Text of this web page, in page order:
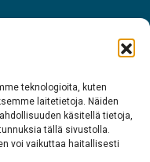
teknologioita, kuten
laitetietoja. Näiden
käsitellä tietoja,
tällä sivustolla.
voi vaikuttaa haitallisesti
Siida
212